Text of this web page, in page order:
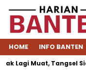
HOME INFO BANTEN
Lagi Muat, Tangsel